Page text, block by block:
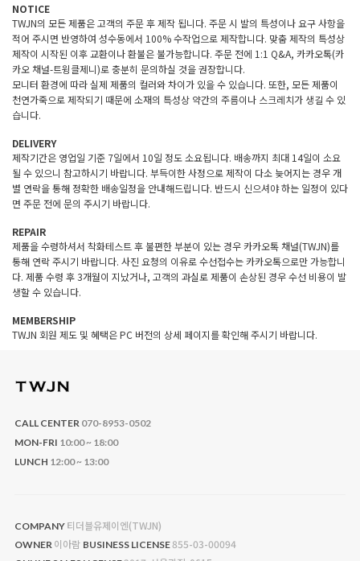
NOTICE
TWJN의 모든 제품은 고객의 주문 후 제작 됩니다. 주문 시 발의 특성이나 요구 사항을
적어 주시면 반영하여 성수동에서 100% 수작업으로 제작합니다. 맞춤 제작의 특성상
제작이 시작된 이후 교환이나 환불은 불가능합니다. 주문 전에 1:1 Q&A, 카카오톡(카
카오 채널-트윙클제니)로 충분히 문의하실 것을 권장합니다.
모니터 환경에 따라 실제 제품의 컬러와 차이가 있을 수 있습니다. 또한, 모든 제품이
천연가죽으로 제작되기 때문에 소재의 특성상 약간의 주름이나 스크레치가 생길 수 있
습니다.
DELIVERY
제작기간은 영업일 기준 7일에서 10일 정도 소요됩니다. 배송까지 최대 14일이 소요
될 수 있으니 참고하시기 바랍니다. 부득이한 사정으로 제작이 다소 늦어지는 경우 개
별 연락을 통해 정확한 배송일정을 안내해드립니다. 반드시 신으셔야 하는 일정이 있다
면 주문 전에 문의 주시기 바랍니다.
REPAIR
제품을 수령하셔서 착화테스트 후 불편한 부분이 있는 경우 카카오톡 채널(TWJN)를
통해 연락 주시기 바랍니다. 사진 요청의 이유로 수선접수는 카카오톡으로만 가능합니
다. 제품 수령 후 3개월이 지났거나, 고객의 과실로 제품이 손상된 경우 수선 비용이 발
생할 수 있습니다.
MEMBERSHIP
TWJN 회원 제도 및 혜택은 PC 버전의 상세 페이지를 확인해 주시기 바랍니다.
CALL CENTER 070-8953-0502
MON-FRI 10:00 ~ 18:00
LUNCH 12:00 ~ 13:00
COMPANY 티더블유제이엔(TWJN)
OWNER 이아람 BUSINESS LICENSE855-03-00094